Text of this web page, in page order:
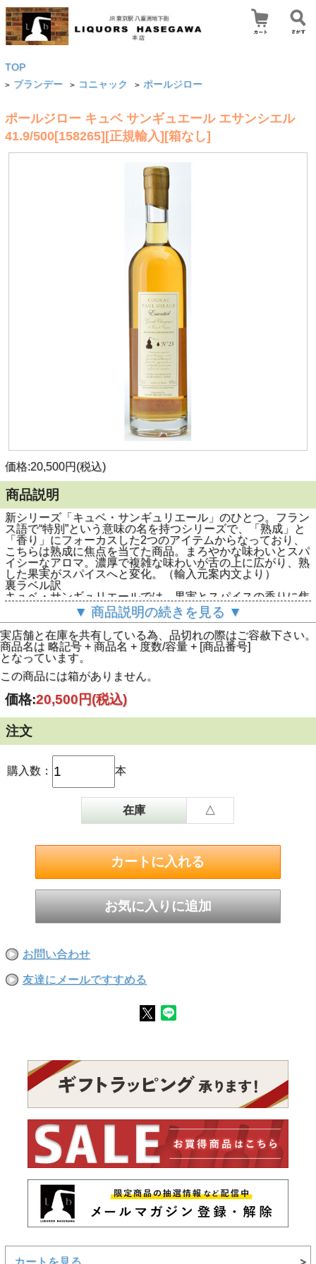
TOP
> ブランデー > コニャック > ポールジロー
ポールジロー キュベ サンギュエール エサンシエル
41.9/500[158265][正規輸入][箱なし]
価格:20,500円(税込)
商品説明
新シリーズ「キュベ・サンギュリエール」のひとつ。フラン
ス語で“特別”という意味の名を持つシリーズで、「熟成」と
「香り」にフォーカスした2つのアイテムからなっており、
こちらは熟成に焦点を当てた商品。まろやかな味わいとスパ
イシーなアロマ。濃厚で複雑な味わいが舌の上に広がり、熟
した果実がスパイスへと変化。（輸入元案内文より）
裏ラベル訳
キュベ・サンギュリエールでは、果実とスパイスの香りに焦
点を当てています。これは、私たちのセラーのオーク樽の中
でコニャックが長期熟成していくことで、時と共に香りが自
然に進化していく様子を感じていただくためです。異なる香
りを求めて河のほとりから対岸へと渡るように、熟した果実
がやがてスパイスへと変化する過程をお楽しみいただけるで
しょう。
▼ 商品説明の続きを見る ▼
実店舗と在庫を共有している為、品切れの際はご容赦下さい。
商品名は 略記号 + 商品名 + 度数/容量 + [商品番号]
となっています。
この商品には箱がありません。
価格:20,500円(税込)
注文
購入数： 本
在庫 △
お問い合わせ
友達にメールですすめる
カートを見る